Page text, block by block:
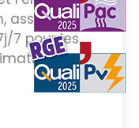
assurant une
7 pour les